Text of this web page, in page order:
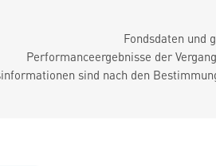
Fondsdaten und
Performanceergebnisse der
sind nach den